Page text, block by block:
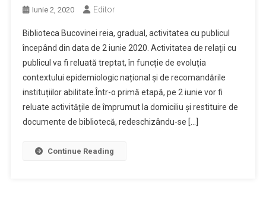
Iunie 2, 2020 Editor
Biblioteca Bucovinei reia, gradual, activitatea cu publicul
începând din data de 2 iunie 2020. Activitatea de relații cu
publicul va fi reluată treptat, în funcție de evoluția
contextului epidemiologic național și de recomandările
instituțiilor abilitate.Într-o primă etapă, pe 2 iunie vor fi
reluate activitățile de împrumut la domiciliu și restituire de
documente de bibliotecă, redeschizându-se […]
Continue Reading